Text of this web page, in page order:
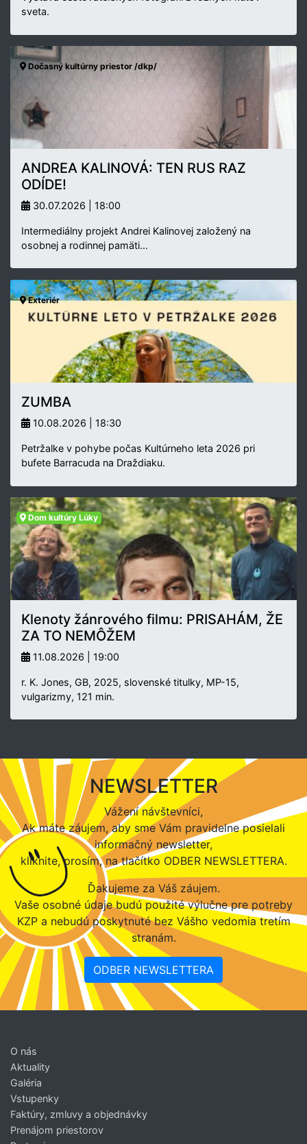
sveta.
Dočasný kultúrny priestor /dkp/
ANDREA KALINOVÁ: TEN RUS RAZ
ODÍDE!
30.07.2026 | 18:00
Intermediálny projekt Andrei Kalinovej založený na
osobnej a rodinnej pamäti…
Exteriér
ZUMBA
10.08.2026 | 18:30
Petržalke v pohybe počas Kultúrneho leta 2026 pri
bufete Barracuda na Draždiaku.
Dom kultúry Lúky
Klenoty žánrového filmu: PRISAHÁM, ŽE
ZA TO NEMÔŽEM
11.08.2026 | 19:00
r. K. Jones, GB, 2025, slovenské titulky, MP-15,
vulgarizmy, 121 min.
NEWSLETTER
Vážení návštevníci,
Ak máte záujem, aby sme Vám pravidelne posielali
informačný newsletter,
kliknite, prosím, na tlačítko ODBER NEWSLETTERA.
Ďakujeme za Váš záujem.
Vaše osobné údaje budú použité výlučne pre potreby
KZP a nebudú poskytnuté bez Vášho vedomia tretím
stranám.
ODBER NEWSLETTERA
O nás
Aktuality
Galéria
Vstupenky
Faktúry, zmluvy a objednávky
Prenájom priestorov